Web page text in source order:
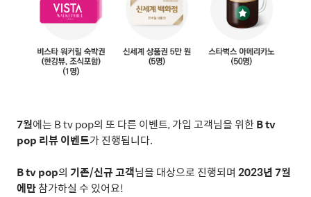
7월에는 B tv pop의 또 다른 이벤트,가입 고객님을 위한B tv
pop 리뷰 이벤트가 진행됩니다.
B tv pop의 기존/신규 고객님을 대상으로 진행되며 2023년7월
에만참가하실 수 있어요!